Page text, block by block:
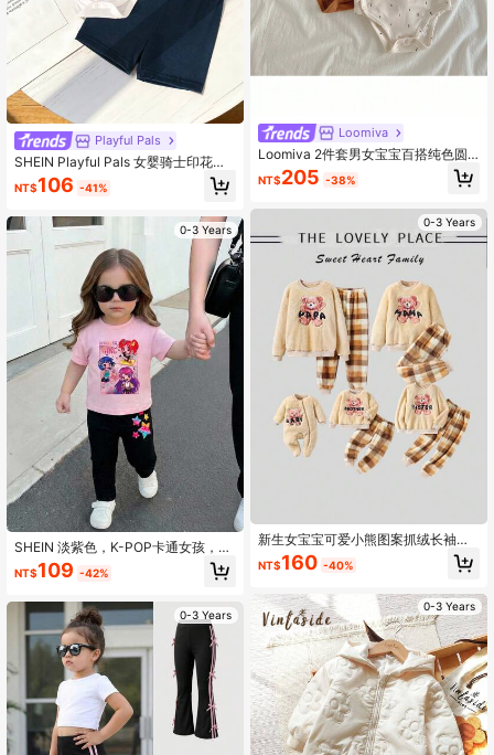
Playful Pals
SHEIN Playful Pals 女婴骑士印花圆
领短袖休闲连体衣和短裤套装
NT$106 -41%
0-3 Years
SHEIN 淡紫色，K-POP卡通女孩，可
爱女婴休闲简约宽松圆领短袖T恤和喇
叭裤两件套，适合秋季穿着，秋季穿
装，休闲服饰，儿童图案服装，秋季
服装，时尚秋季，秋季新款2T女童T
恤，女婴图案T恤，街头风女婴图案T
恤，女婴服装，女婴夏季衬衫
NT$109 -42%
0-3 Years
Loomiva
Loomiva 2件套男女宝宝百搭纯色圆
点图案柔软针织圆领长袖连体衣，秋
冬季中性婴儿服装，男女通用摩卡色
NT$205 -38%
0-3 Years
新生女宝宝可爱小熊图案抓绒长袖连
体衣，保暖舒适家居服
NT$160 -40%
0-3 Years